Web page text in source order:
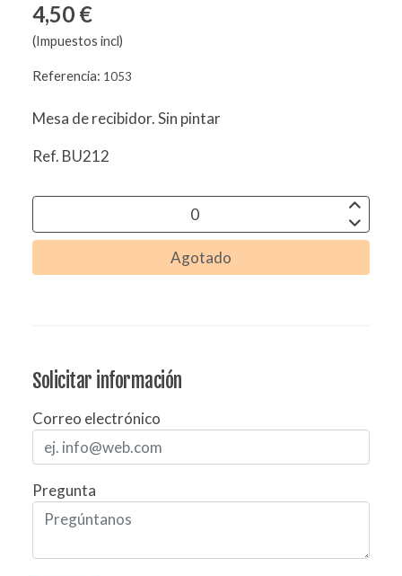
4,50 €
(Impuestos incl)
Referencia: 1053
Mesa de recibidor. Sin pintar
Ref. BU212
Agotado
Solicitar información
Correo electrónico
Pregunta